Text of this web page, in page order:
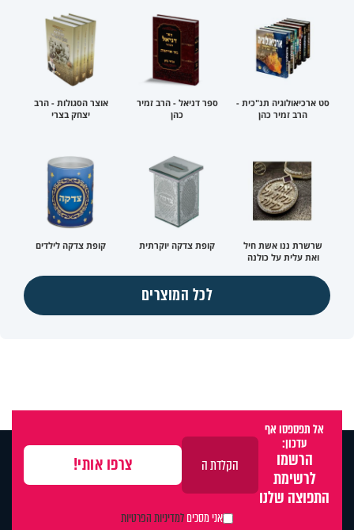
סט ארכיאולוגיה תנ"כית -
הרב זמיר כהן
ספר דניאל - הרב זמיר
כהן
אוצר הסגולות - הרב
יצחק בצרי
שרשרת ננו אשת חיל
ואת עלית על כולנה
קופת צדקה יוקרתית קופת צדקה לילדים
לכל המוצרים
אל תפספסו אף
עדכון:
הרשמו
לרשימת
התפוצה שלנו
אני מסכיםלמדיניות הפרטיות